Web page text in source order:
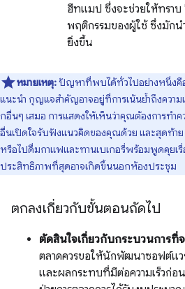
ฮีทแมป ซึ่งจะช่วยให้ทราบ
พฤติกรรมของผู้ใช้ ซึ่งมัก
ยิ่งขึ้น
หมายเหตุ: ปัญหาที่พบได้ทั่วไปอย่างหนึ่งคื
แนะนำ กุญแจสำคัญอาจอยู่ที่การเน้นย้ำถึงความ
กอื่นๆ เสมอ การแสดงให้เห็นว่าคุณต้องการทำ
อื่นเปิดใจรับฟังแนวคิดของคุณด้วย และสุดท้า
หรือไปดื่มกาแฟและทานเบเกอรี่พร้อมพูดคุยเรื่
ประสิทธิภาพที่สุดอาจเกิดขึ้นนอกห้องประชุม
ตกลงเกี่ยวกับขั้นตอนถัดไป
ตัดสินใจเกี่ยวกับกระบวนการที่
ตลาดควรขอให้นักพัฒนาซอฟต์แว
และผลกระทบที่มีต่อความเร็วก่อ